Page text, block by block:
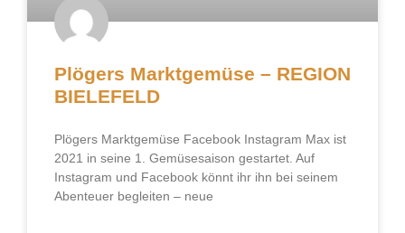
Plögers Marktgemüse – REGION
BIELEFELD
Plögers Marktgemüse Facebook Instagram Max ist
2021 in seine 1. Gemüsesaison gestartet. Auf
Instagram und Facebook könnt ihr ihn bei seinem
Abenteuer begleiten – neue